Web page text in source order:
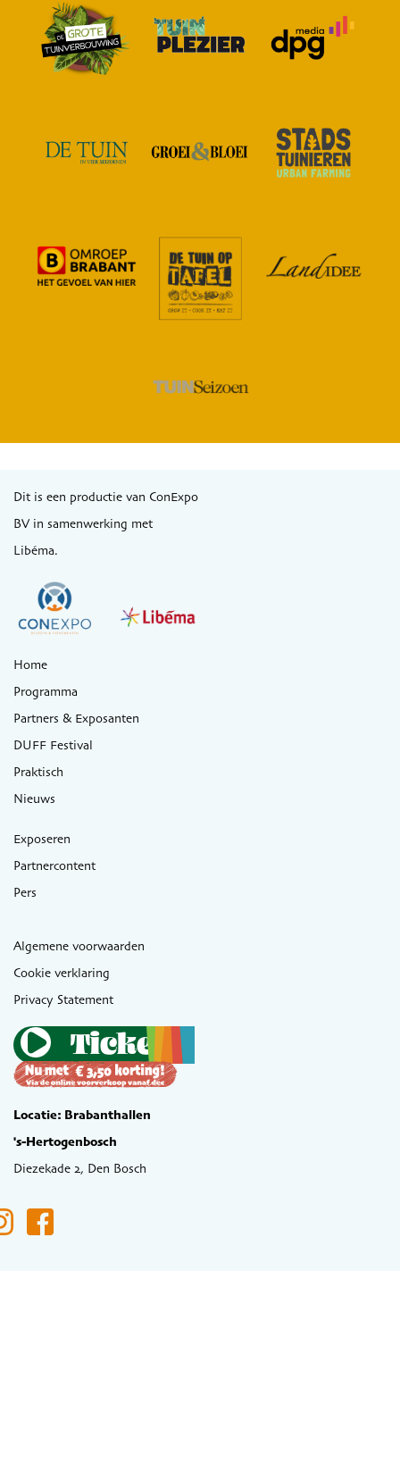
Dit is een productie van ConExpo
BV in samenwerking met
Libéma.
Home
Programma
Partners & Exposanten
DUFF Festival
Praktisch
Nieuws
Exposeren
Partnercontent
Pers
Algemene voorwaarden
Cookie verklaring
Privacy Statement
Tickets
Locatie: Brabanthallen
's-Hertogenbosch
Diezekade 2, Den Bosch